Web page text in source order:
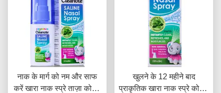
नाक के मार्ग को नम और साफ
करें खारा नाक स्प्रे ताज़ा कोमल
खुलने के 12 महीने बाद
प्राकृतिक खारा नाक स्प्रे कोमल